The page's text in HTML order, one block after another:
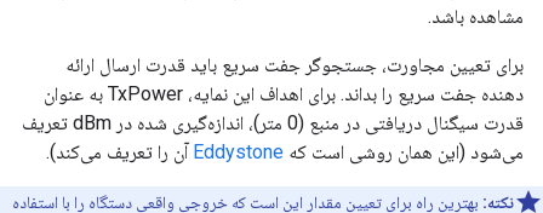
مشاهده باشد.
برای تعیین مجاورت، جستجوگر جفت سریع باید قدرت ارسال ارائه
دهنده جفت سریع را بداند. برای اهداف این نمایه، TxPower به عنوان
قدرت سیگنال دریافتی در منبع (0 متر)، اندازه‌گیری شده در dBm تعریف
می‌شود (این همان روشی است که Eddystone آن را تعریف می‌کند).
نکته: بهترین راه برای تعیین مقدار این است که خروجی واقعی دستگاه را با استفاده